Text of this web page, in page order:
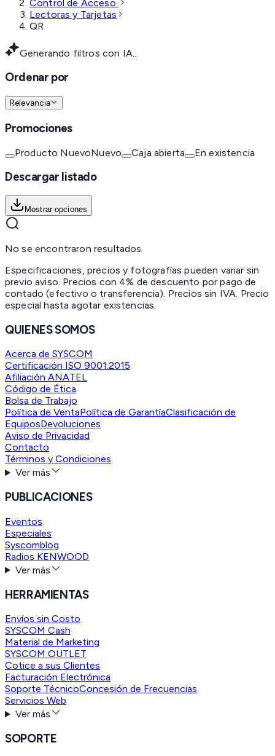
Control de Acceso
Lectoras y Tarjetas
QR
Generando filtros con IA...
Ordenar por
Relevancia
Promociones
Producto NuevoNuevo Caja abierta En existencia
Descargar listado
Mostrar opciones
No se encontraron resultados.
Especificaciones, precios y fotografías pueden variar sin
previo aviso. Precios con 4% de descuento por pago de
contado (efectivo o transferencia). Precios sin IVA. Precio
especial hasta agotar existencias.
QUIENES SOMOS
Acerca de SYSCOM
Certificación ISO 9001:2015
Afiliación ANATEL
Código de Ética
Bolsa de Trabajo
Política de VentaPolítica de GarantíaClasificación de
EquiposDevoluciones
Aviso de Privacidad
Contacto
Términos y Condiciones
Ver más
PUBLICACIONES
Eventos
Especiales
Syscomblog
Radios KENWOOD
Ver más
HERRAMIENTAS
Envíos sin Costo
SYSCOM Cash
Material de Marketing
SYSCOM OUTLET
Cotice a sus Clientes
Facturación Electrónica
Soporte TécnicoConcesión de Frecuencias
Servicios Web
Ver más
SOPORTE